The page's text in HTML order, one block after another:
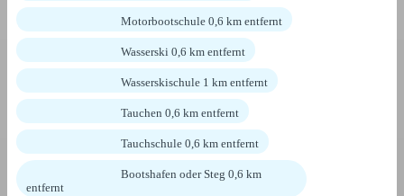
Motorbootschule 0,6 km entfernt
Wasserski 0,6 km entfernt
Wasserskischule 1 km entfernt
Tauchen 0,6 km entfernt
Tauchschule 0,6 km entfernt
Bootshafen oder Steg 0,6 km
entfernt